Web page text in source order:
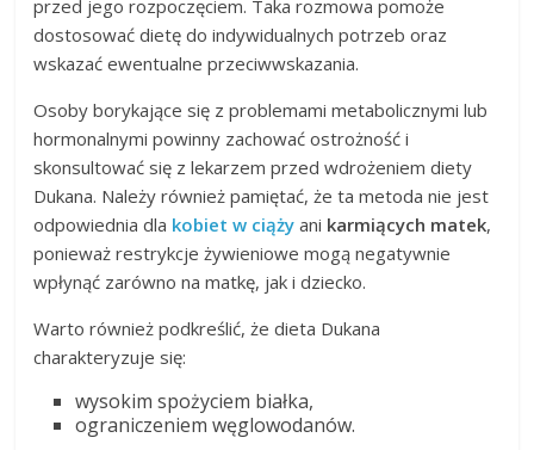
przed jego rozpoczęciem. Taka rozmowa pomoże
dostosować dietę do indywidualnych potrzeb oraz
wskazać ewentualne przeciwwskazania.
Osoby borykające się z problemami metabolicznymi lub
hormonalnymi powinny zachować ostrożność i
skonsultować się z lekarzem przed wdrożeniem diety
Dukana. Należy również pamiętać, że ta metoda nie jest
odpowiednia dla kobiet w ciąży ani karmiących matek,
ponieważ restrykcje żywieniowe mogą negatywnie
wpłynąć zarówno na matkę, jak i dziecko.
Warto również podkreślić, że dieta Dukana
charakteryzuje się:
wysokim spożyciem białka,
ograniczeniem węglowodanów.